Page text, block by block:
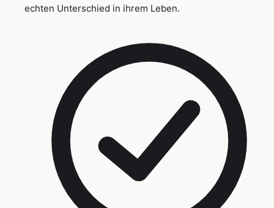
echten Unterschied in ihrem Leben.